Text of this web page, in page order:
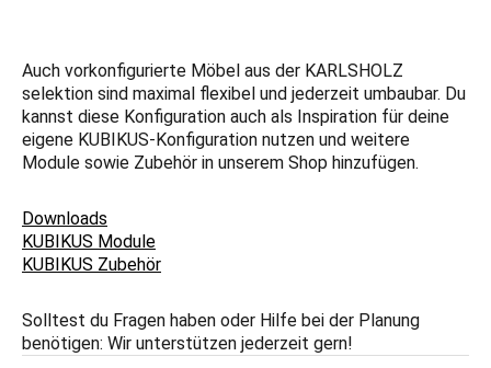
Auch vorkonfigurierte Möbel aus der KARLSHOLZ
selektion sind maximal flexibel und jederzeit umbaubar. Du
kannst diese Konfiguration auch als Inspiration für deine
eigene KUBIKUS-Konfiguration nutzen und weitere
Module sowie Zubehör in unserem Shop hinzufügen.
Downloads
KUBIKUS Module
KUBIKUS Zubehör
Solltest du Fragen haben oder Hilfe bei der Planung
benötigen: Wir unterstützen jederzeit gern!